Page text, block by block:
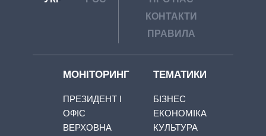
КОНТАКТИ
ПРАВИЛА
МОНІТОРИНГ
ПРЕЗИДЕНТ І
ОФІС
ВЕРХОВНА
ТЕМАТИКИ
БІЗНЕС
ЕКОНОМІКА
КУЛЬТУРА